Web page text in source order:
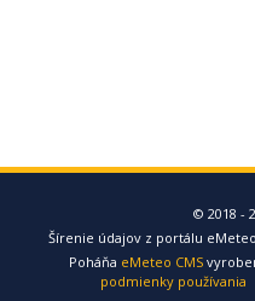
© 2018 -
Šírenie údajov z portálu
Poháňa eMeteo CMS
podmienky používania